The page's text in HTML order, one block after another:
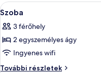
A
következő
szoba
összes
képének
megtekintése:
4
Szoba
3 férőhely
2 egyszemélyes ágy
Ingyenes wifi
További részletek
Szoba